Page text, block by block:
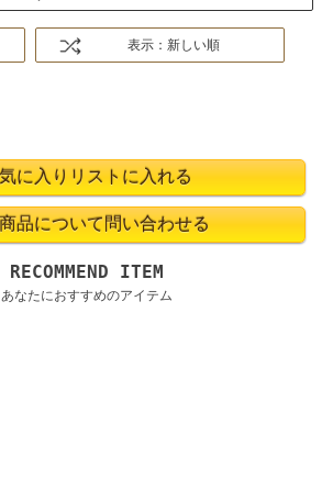
表示：新しい順
RECOMMEND ITEM
あなたにおすすめのアイテム